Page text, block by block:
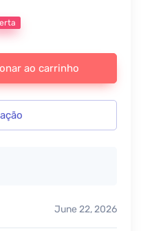
Right Click Pro - v17.4
ao carrinho
June 22, 2026